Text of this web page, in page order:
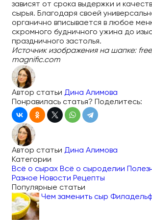
зависят от срока выдержки и
сырья. Благодаря своей
органично вписывается в любое
скромного будничного ужина до
праздничного застолья.
Источник изображения на шапке:
magnific.com
Автор статьи Дина Алимова
Понравилась статья? Поделитесь:
Автор статьи Дина Алимова
Категории
Всё о сырах Всё о сыроделии
Разное Новости Рецепты
Популярные статьи
Чем заменить сыр